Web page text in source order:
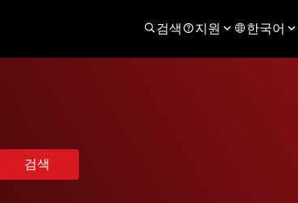
검색 지원 한국어
검색